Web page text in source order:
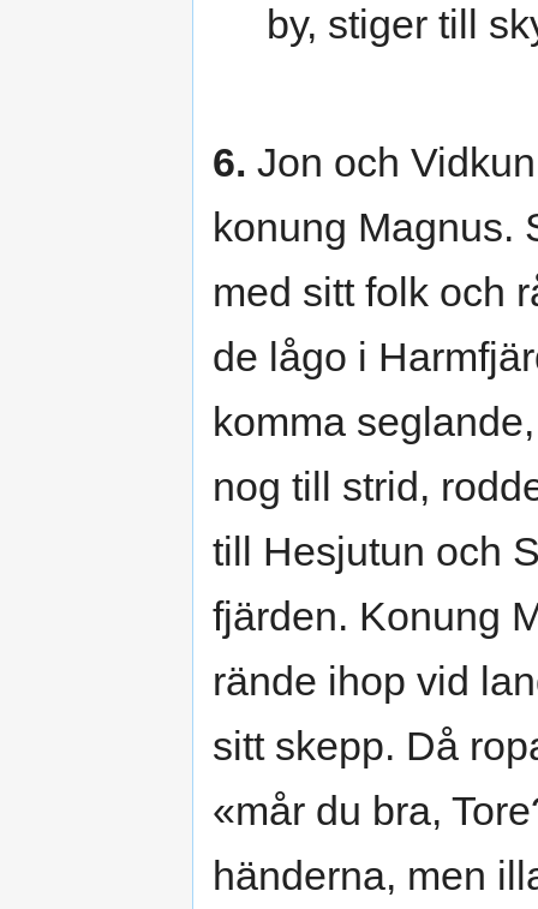
by, stiger till
6. Jon och
konung Magnus.
med sitt folk och
de lågo i
komma
nog till strid,
till Hesjutun och
fjärden. Konung
rände ihop vid
sitt skepp. Då
«mår du bra,
händerna, men